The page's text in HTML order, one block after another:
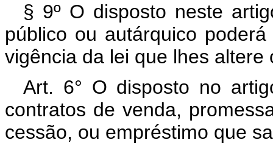
§ 9º O disposto neste
público ou autárquico
vigência da lei que lhes altere
Art. 6° O disposto no
contratos de venda,
cessão, ou empréstimo que